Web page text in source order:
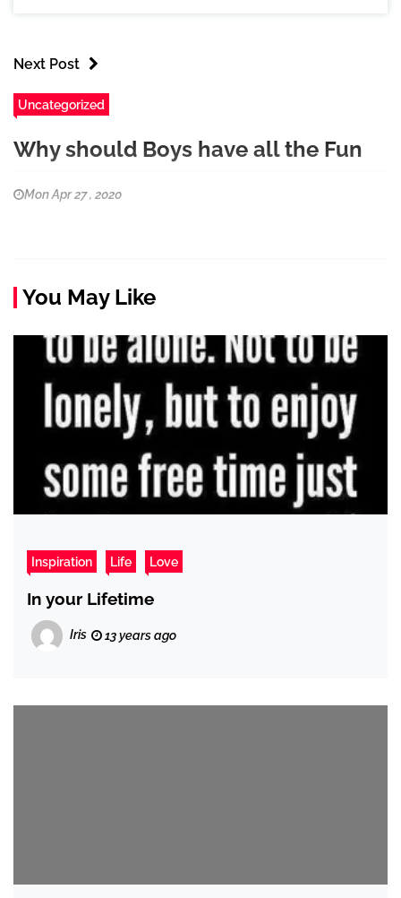
Next Post
Uncategorized
Why should Boys have all the Fun
Mon Apr 27 , 2020
You May Like
Inspiration Life Love
In your Lifetime
Iris 13 years ago